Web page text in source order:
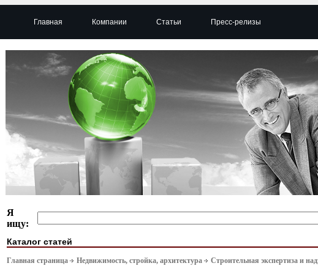
Главная Компании Статьи Пресс-релизы
Я
ищу:
Каталог статей
Главная страница Недвижимость, стройка, архитектура Строительная экспертиза и